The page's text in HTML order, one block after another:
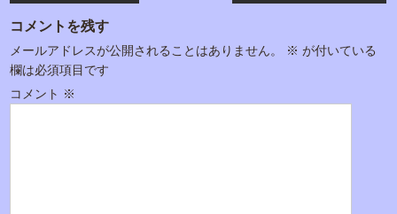
稿
ナ
ビ
ゲ
ー
コメントを残す
メールアドレスが公開されることはありません。 ※ が付いている
欄は必須項目です
コメント ※